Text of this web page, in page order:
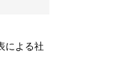
による社